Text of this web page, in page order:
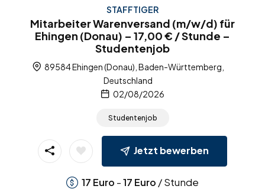
STAFFTIGER
Mitarbeiter Warenversand (m/w/d) für
Ehingen (Donau) – 17,00 € / Stunde –
Studentenjob
89584 Ehingen (Donau), Baden-Württemberg,
Deutschland
02/08/2026
Studentenjob
Jetzt bewerben
17 Euro -17 Euro / Stunde